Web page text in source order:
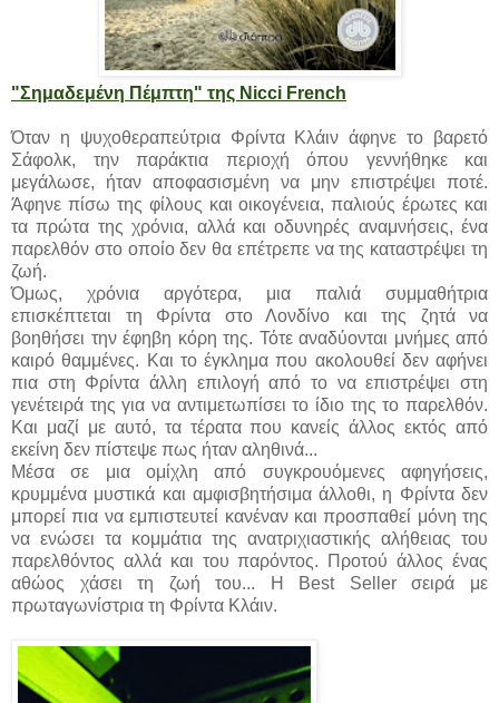
"Σημαδεμένη Πέμπτη" της Nicci French
Όταν η ψυχοθεραπεύτρια Φρίντα Κλάιν άφηνε το βαρετό
Σάφολκ, την παράκτια περιοχή όπου γεννήθηκε και
μεγάλωσε, ήταν αποφασισμένη να μην επιστρέψει ποτέ.
Άφηνε πίσω της φίλους και οικογένεια, παλιούς έρωτες και
τα πρώτα της χρόνια, αλλά και οδυνηρές αναμνήσεις, ένα
παρελθόν στο οποίο δεν θα επέτρεπε να της καταστρέψει τη
ζωή.
Όμως, χρόνια αργότερα, μια παλιά συμμαθήτρια
επισκέπτεται τη Φρίντα στο Λονδίνο και της ζητά να
βοηθήσει την έφηβη κόρη της. Τότε αναδύονται μνήμες από
καιρό θαμμένες. Και το έγκλημα που ακολουθεί δεν αφήνει
πια στη Φρίντα άλλη επιλογή από το να επιστρέψει στη
γενέτειρά της για να αντιμετωπίσει το ίδιο της το παρελθόν.
Και μαζί με αυτό, τα τέρατα που κανείς άλλος εκτός από
εκείνη δεν πίστεψε πως ήταν αληθινά...
Μέσα σε μια ομίχλη από συγκρουόμενες αφηγήσεις,
κρυμμένα μυστικά και αμφισβητήσιμα άλλοθι, η Φρίντα δεν
μπορεί πια να εμπιστευτεί κανέναν και προσπαθεί μόνη της
να ενώσει τα κομμάτια της ανατριχιαστικής αλήθειας του
παρελθόντος αλλά και του παρόντος. Προτού άλλος ένας
αθώος χάσει τη ζωή του... Η Best Seller σειρά με
πρωταγωνίστρια τη Φρίντα Κλάιν.